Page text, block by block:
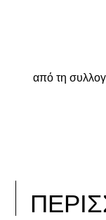
από τη